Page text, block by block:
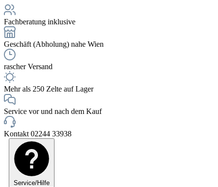
Fachberatung inklusive
Geschäft (Abholung) nahe Wien
rascher Versand
Mehr als 250 Zelte auf Lager
Service vor und nach dem Kauf
Kontakt 02244 33938
Service/Hilfe